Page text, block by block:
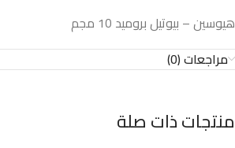
هيوسين – بيوتيل بروميد 10 مجم
مراجعات (0)
منتجات ذات صلة